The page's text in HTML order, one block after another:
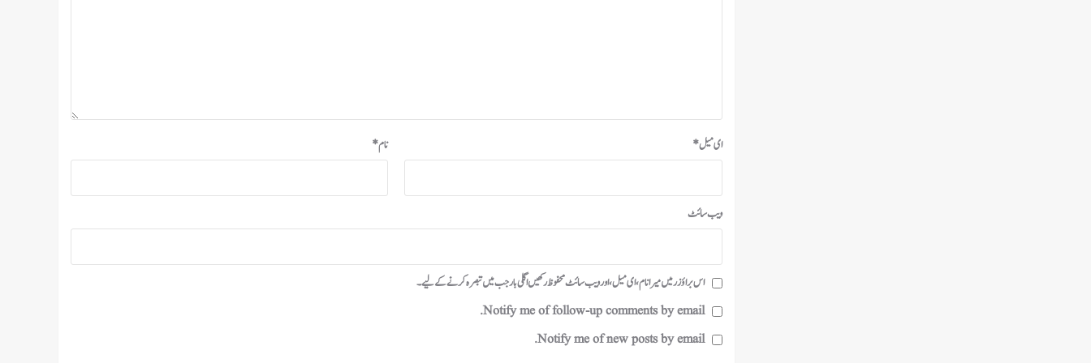
نام* ای میل*
ویب‌ سائٹ
اس براؤزر میں میرا نام، ای میل، اور ویب سائٹ محفوظ رکھیں اگلی بار جب میں تبصرہ کرنے کےلیے۔
Notify me of follow-up comments by email.
Notify me of new posts by email.